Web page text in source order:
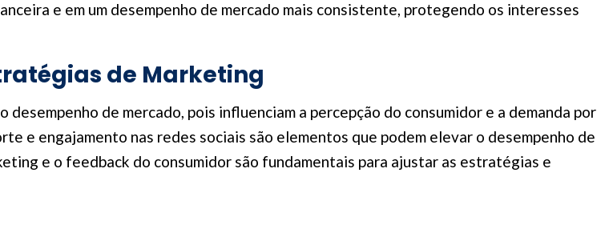
e em um desempenho de mercado mais consistente, protegendo os interesses
de Marketing
de mercado, pois influenciam a percepção do consumidor e a demanda por
e engajamento nas redes sociais são elementos que podem elevar o desempenho de
e o feedback do consumidor são fundamentais para ajustar as estratégias e